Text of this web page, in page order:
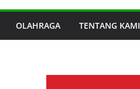
OLAHRAGA TENTANG KAMI